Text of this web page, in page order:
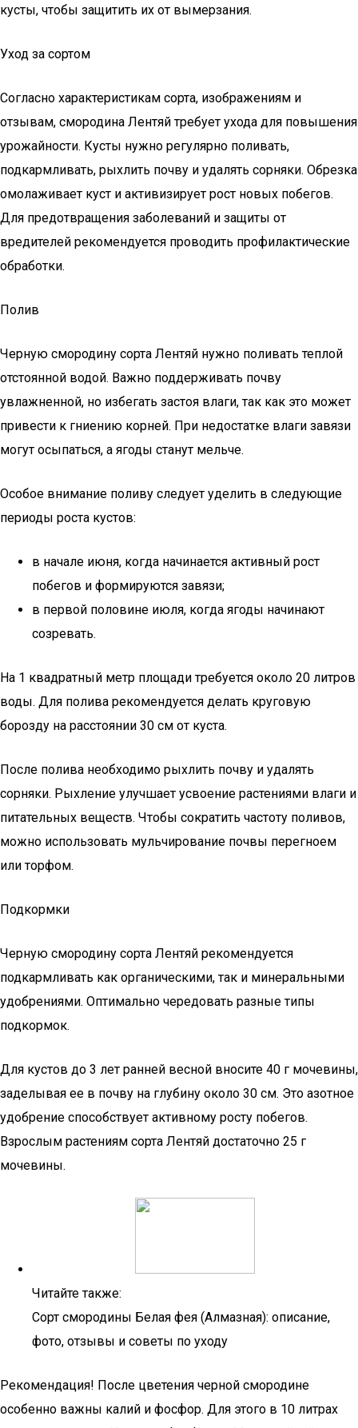
кусты, чтобы защитить их от вымерзания.
Уход за сортом
Согласно характеристикам сорта, изображениям и
отзывам, смородина Лентяй требует ухода для повышения
урожайности. Кусты нужно регулярно поливать,
подкармливать, рыхлить почву и удалять сорняки. Обрезка
омолаживает куст и активизирует рост новых побегов.
Для предотвращения заболеваний и защиты от
вредителей рекомендуется проводить профилактические
обработки.
Полив
Черную смородину сорта Лентяй нужно поливать теплой
отстоянной водой. Важно поддерживать почву
увлажненной, но избегать застоя влаги, так как это может
привести к гниению корней. При недостатке влаги завязи
могут осыпаться, а ягоды станут мельче.
Особое внимание поливу следует уделить в следующие
периоды роста кустов:
в начале июня, когда начинается активный рост
побегов и формируются завязи;
в первой половине июля, когда ягоды начинают
созревать.
На 1 квадратный метр площади требуется около 20 литров
воды. Для полива рекомендуется делать круговую
борозду на расстоянии 30 см от куста.
После полива необходимо рыхлить почву и удалять
сорняки. Рыхление улучшает усвоение растениями влаги и
питательных веществ. Чтобы сократить частоту поливов,
можно использовать мульчирование почвы перегноем
или торфом.
Подкормки
Черную смородину сорта Лентяй рекомендуется
подкармливать как органическими, так и минеральными
удобрениями. Оптимально чередовать разные типы
подкормок.
Для кустов до 3 лет ранней весной вносите 40 г мочевины,
заделывая ее в почву на глубину около 30 см. Это азотное
удобрение способствует активному росту побегов.
Взрослым растениям сорта Лентяй достаточно 25 г
мочевины.
Читайте также:
Сорт смородины Белая фея (Алмазная): описание,
фото, отзывы и советы по уходу
Рекомендация! После цветения черной смородине
особенно важны калий и фосфор. Для этого в 10 литрах